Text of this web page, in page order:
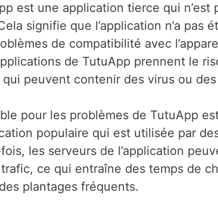
est une application tierce qui n’est
signifie que l’application n’a pas
de compatibilité avec
de TutuApp prennent le
peuvent contenir des virus ou
pour les problèmes de TutuApp
populaire qui est utilisée par
les serveurs de l’application
ce qui entraîne des temps de
plantages fréquents.